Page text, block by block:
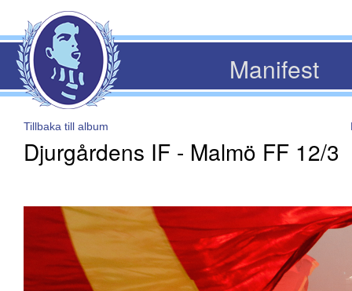
Manifest
Djurgårdens IF - Malmö FF 12/3
Tillbaka till album